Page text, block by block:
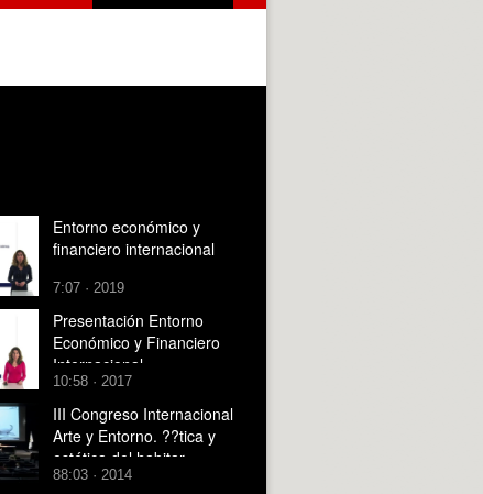
Entorno económico y
financiero internacional
7:07 · 2019
Presentación Entorno
Económico y Financiero
Internacional
10:58 · 2017
III Congreso Internacional
Arte y Entorno. ??tica y
estética del habitar.
88:03 · 2014